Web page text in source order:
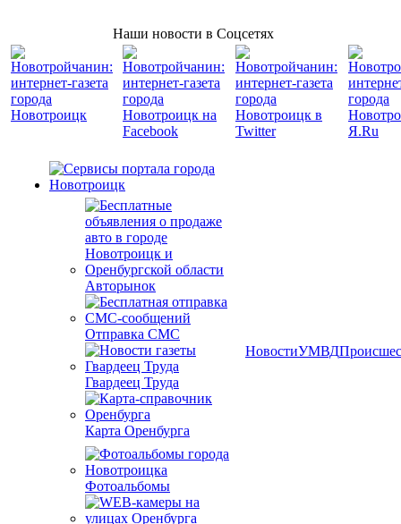
Наши новости в Соцсетях
Авторынок
Отправка СМС
Гвардеец Труда
Карта Оренбурга
Фотоальбомы
НовостиУМВД